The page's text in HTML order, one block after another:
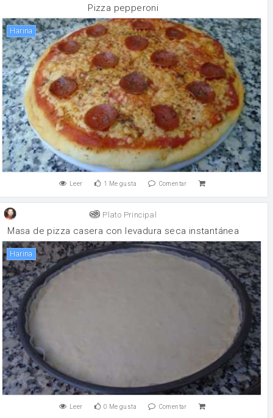
Pizza pepperoni
harina
Leer 1 Me gusta Comentar
Plato Principal
Masa de pizza casera con levadura seca instantánea
harina
Leer 0 Me gusta Comentar